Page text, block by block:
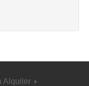
Alquiler